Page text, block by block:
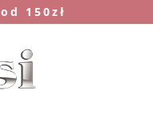
150zł